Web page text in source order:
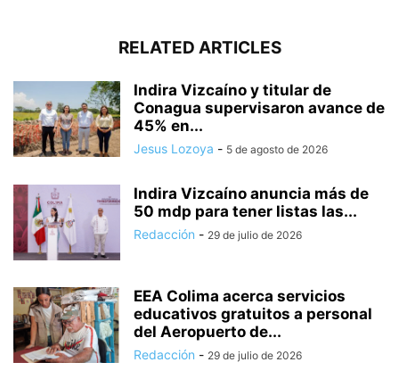
RELATED ARTICLES
Indira Vizcaíno y titular de
Conagua supervisaron avance de
45% en...
Jesus Lozoya - 5 de agosto de 2026
Indira Vizcaíno anuncia más de
50 mdp para tener listas las...
Redacción - 29 de julio de 2026
EEA Colima acerca servicios
educativos gratuitos a personal
del Aeropuerto de...
Redacción - 29 de julio de 2026